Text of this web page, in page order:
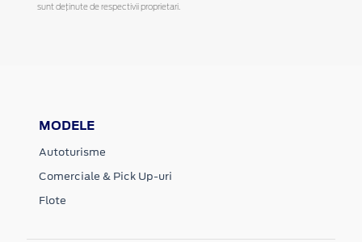
sunt deținute de respectivii proprietari.
MODELE
Autoturisme
Comerciale & Pick Up-uri
Flote